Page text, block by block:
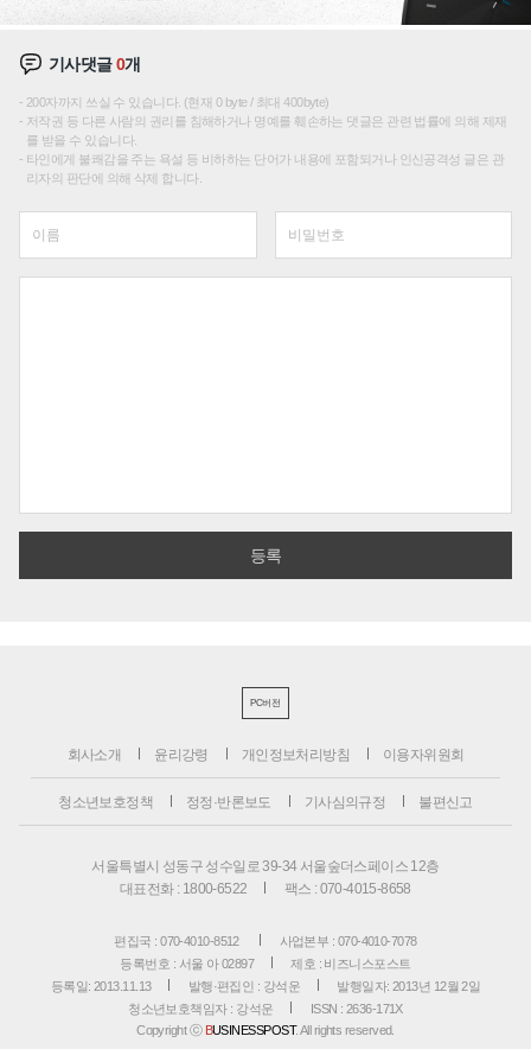
기사댓글0개
200자까지 쓰실 수 있습니다. (현재 0 byte / 최대 400byte)
저작권 등 다른 사람의 권리를 침해하거나 명예를 훼손하는 댓글은 관련 법률에 의해 제재
를 받을 수 있습니다.
타인에게 불쾌감을 주는 욕설 등 비하하는 단어가 내용에 포함되거나 인신공격성 글은 관
리자의 판단에 의해 삭제 합니다.
PC버전
회사소개 윤리강령 개인정보처리방침 이용자위원회
청소년보호정책 정정·반론보도 기사심의규정 불편신고
서울특별시 성동구 성수일로 39-34 서울숲더스페이스 12층
대표전화 : 1800-6522
팩스 : 070-4015-8658
편집국 : 070-4010-8512
사업본부 : 070-4010-7078
등록번호 : 서울 아 02897
제호 : 비즈니스포스트
등록일: 2013.11.13
발행·편집인 : 강석운
발행일자: 2013년 12월 2일
청소년보호책임자 : 강석운
ISSN : 2636-171X
Copyright ⓒ BUSINESSPOST. All rights reserved.